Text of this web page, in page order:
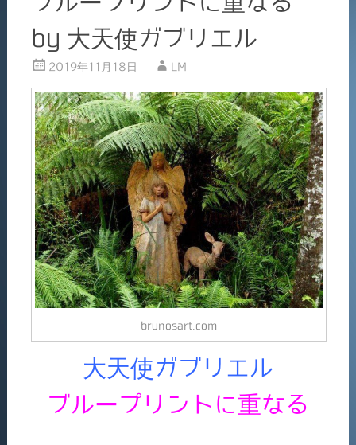
by 大天使ガブリエル
2019年11月18日 LM
brunosart.com
大天使ガブリエル
ブループリントに重なる